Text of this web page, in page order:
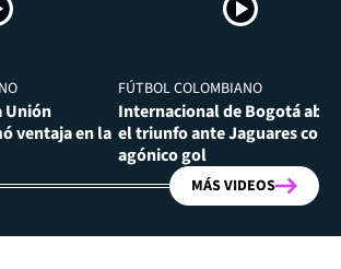
Unión
ventaja en la
FÚTBOL COLOMBIANO
Internacional de Bogotá
el triunfo ante Jaguares con
agónico gol
MÁS VIDEOS